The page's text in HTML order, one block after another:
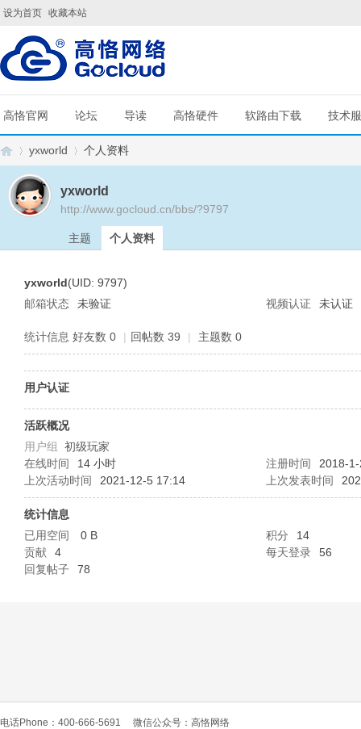
设为首页 收藏本站
高恪官网 论坛 导读 高恪硬件 软路由下载 技术
L
yxworld 个人资料
yxworld
http://www.gocloud.cn/bbs/?9797
主题 个人资料
yxworld(UID: 9797)
邮箱状态
未验证 视频认证 未认证
统计信息 好友数 0 | 回帖数 39 | 主题数 0
用户认证
活跃概况
用户组 初级玩家
在线时间
14 小时 注册时间
2018-
上次活动时间
2021-12-5 17:14 上次发表时间
统计信息
已用空间
0 B 积分
14
贡献
4 每天登录
56
回复帖子
78
电话Phone：400-666-5691 微信公众号：高恪网络